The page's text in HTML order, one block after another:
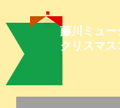
藤川ミュ
クリスマ